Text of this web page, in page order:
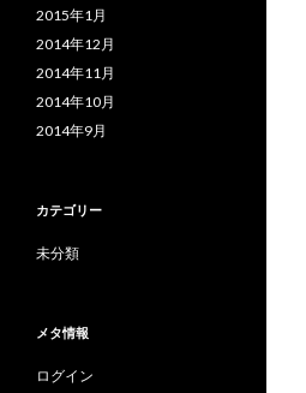
2015年1月
2014年12月
2014年11月
2014年10月
2014年9月
カテゴリー
未分類
メタ情報
ログイン